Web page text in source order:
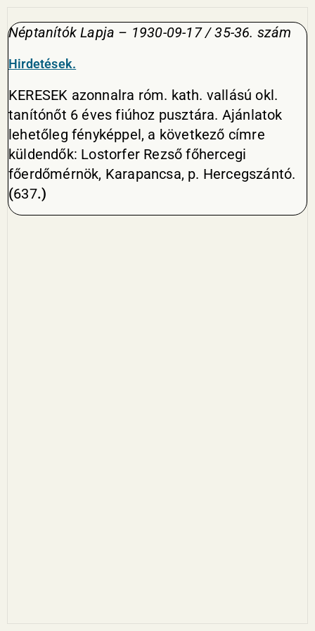
Néptanítók Lapja – 1930-09-17 / 35-36. szám
Hirdetések.
KERESEK azonnalra róm. kath. vallású okl.
tanító­nőt 6 éves fiúhoz pusztára. Ajánlatok
lehetőleg fény­képpel, a következő címre
küldendők: Lostorfer Rezső főhercegi
főerdőmérnök, Karapancsa, p. Hercegszántó.
(637.)